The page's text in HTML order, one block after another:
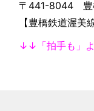
〒441-8044 豊
【豊橋鉄道渥美
↓↓「拍手も」